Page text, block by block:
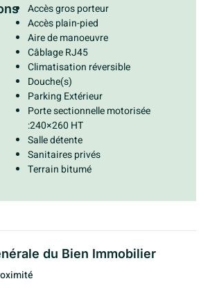
Accès gros porteur
Accès plain-pied
Aire de manoeuvre
Câblage RJ45
Climatisation réversible
Douche(s)
Parking Extérieur
Porte sectionnelle motorisée
:240×260 HT
Salle détente
Sanitaires privés
Terrain bitumé
du Bien Immobilier